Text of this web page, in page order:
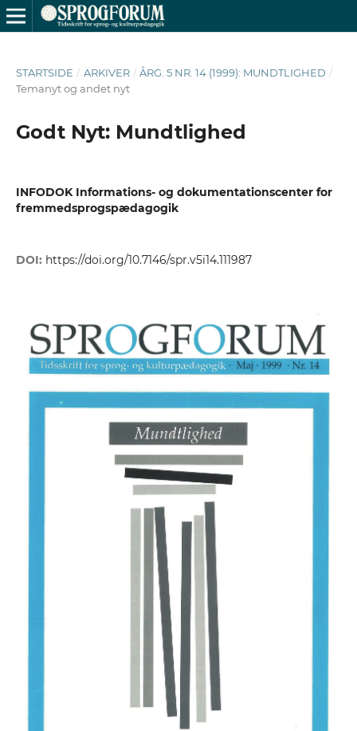
STARTSIDE / ARKIVER / ÅRG. 5 NR. 14 (1999): MUNDTLIGHED /
Temanyt og andet nyt
Godt Nyt: Mundtlighed
INFODOK Informations- og dokumentationscenter for
fremmedsprogspædagogik
DOI: https://doi.org/10.7146/spr.v5i14.111987